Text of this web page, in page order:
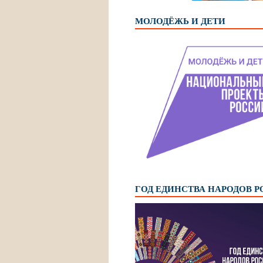
МОЛОДЁЖЬ И ДЕТИ
ГОД ЕДИНСТВА НАРОДОВ